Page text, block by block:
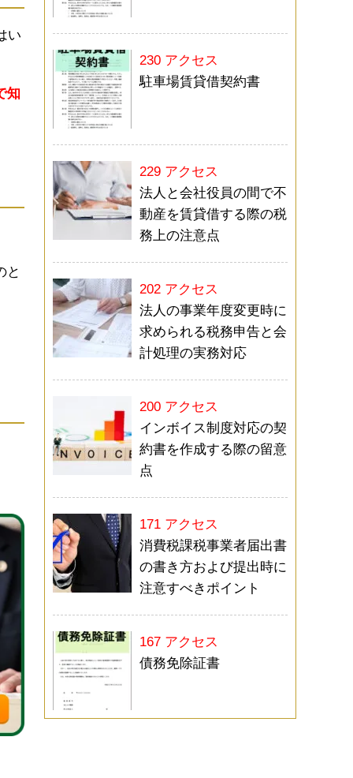
い
知
と
230 アクセス
駐車場賃貸借契約書
229 アクセス
法人と会社役員の間で不
動産を賃貸借する際の税
務上の注意点
202 アクセス
法人の事業年度変更時に
求められる税務申告と会
計処理の実務対応
200 アクセス
インボイス制度対応の契
約書を作成する際の留意
点
171 アクセス
消費税課税事業者届出書
の書き方および提出時に
注意すべきポイント
167 アクセス
債務免除証書